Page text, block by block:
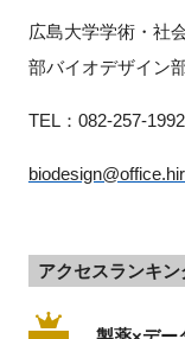
広島大学学術・社
部バイオデザイン
TEL：082-257-1992
アクセスランキン